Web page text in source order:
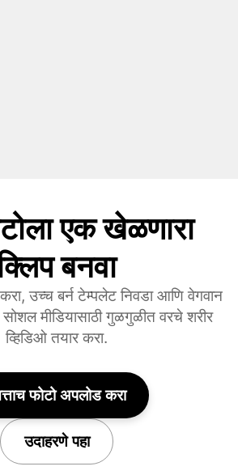
एक खेळणारा
बनवा
उच्च बर्न टेम्पलेट निवडा आणि वेगवान
मीडियासाठी गुळगुळीत वरचे शरीर
व्हिडिओ तयार करा.
फोटो अपलोड करा
उदाहरणे पहा